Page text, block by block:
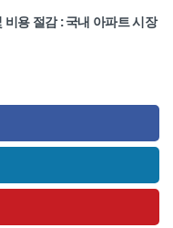
용 절감 : 국내 아파트 시장